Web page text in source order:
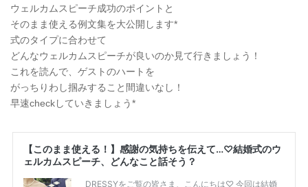
ウェルカムスピーチ成功のポイントと
そのまま使える例文集を大公開します*
式のタイプに合わせて
どんなウェルカムスピーチが良いのか見て行きましょう！
これを読んで、ゲストのハートを
がっちりわし掴みすること間違いなし！
早速checkしていきましょう*